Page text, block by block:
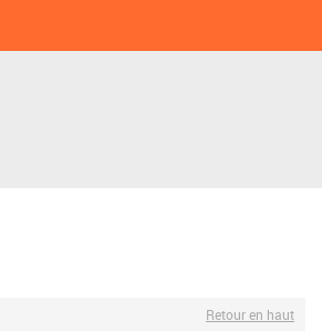
Retour en haut